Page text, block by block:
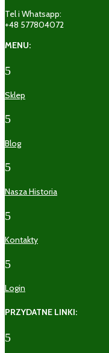
Tel i Whatsapp:
+48 577804072
MENU:
5
Sklep
5
Blog
5
Nasza Historia
5
Kontakty
5
Login
PRZYDATNE LINKI:
5